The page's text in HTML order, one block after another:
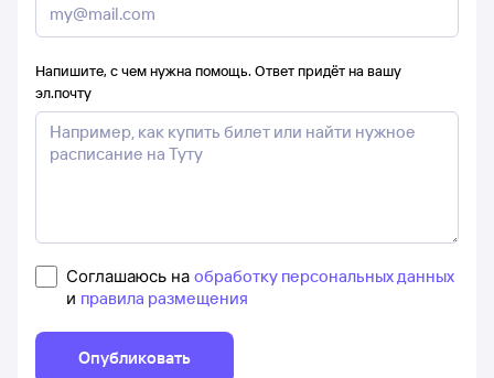
Напишите, с чем нужна помощь. Ответ придёт на вашу
эл.почту
Соглашаюсь на обработку персональных данных
и правила размещения
Опубликовать